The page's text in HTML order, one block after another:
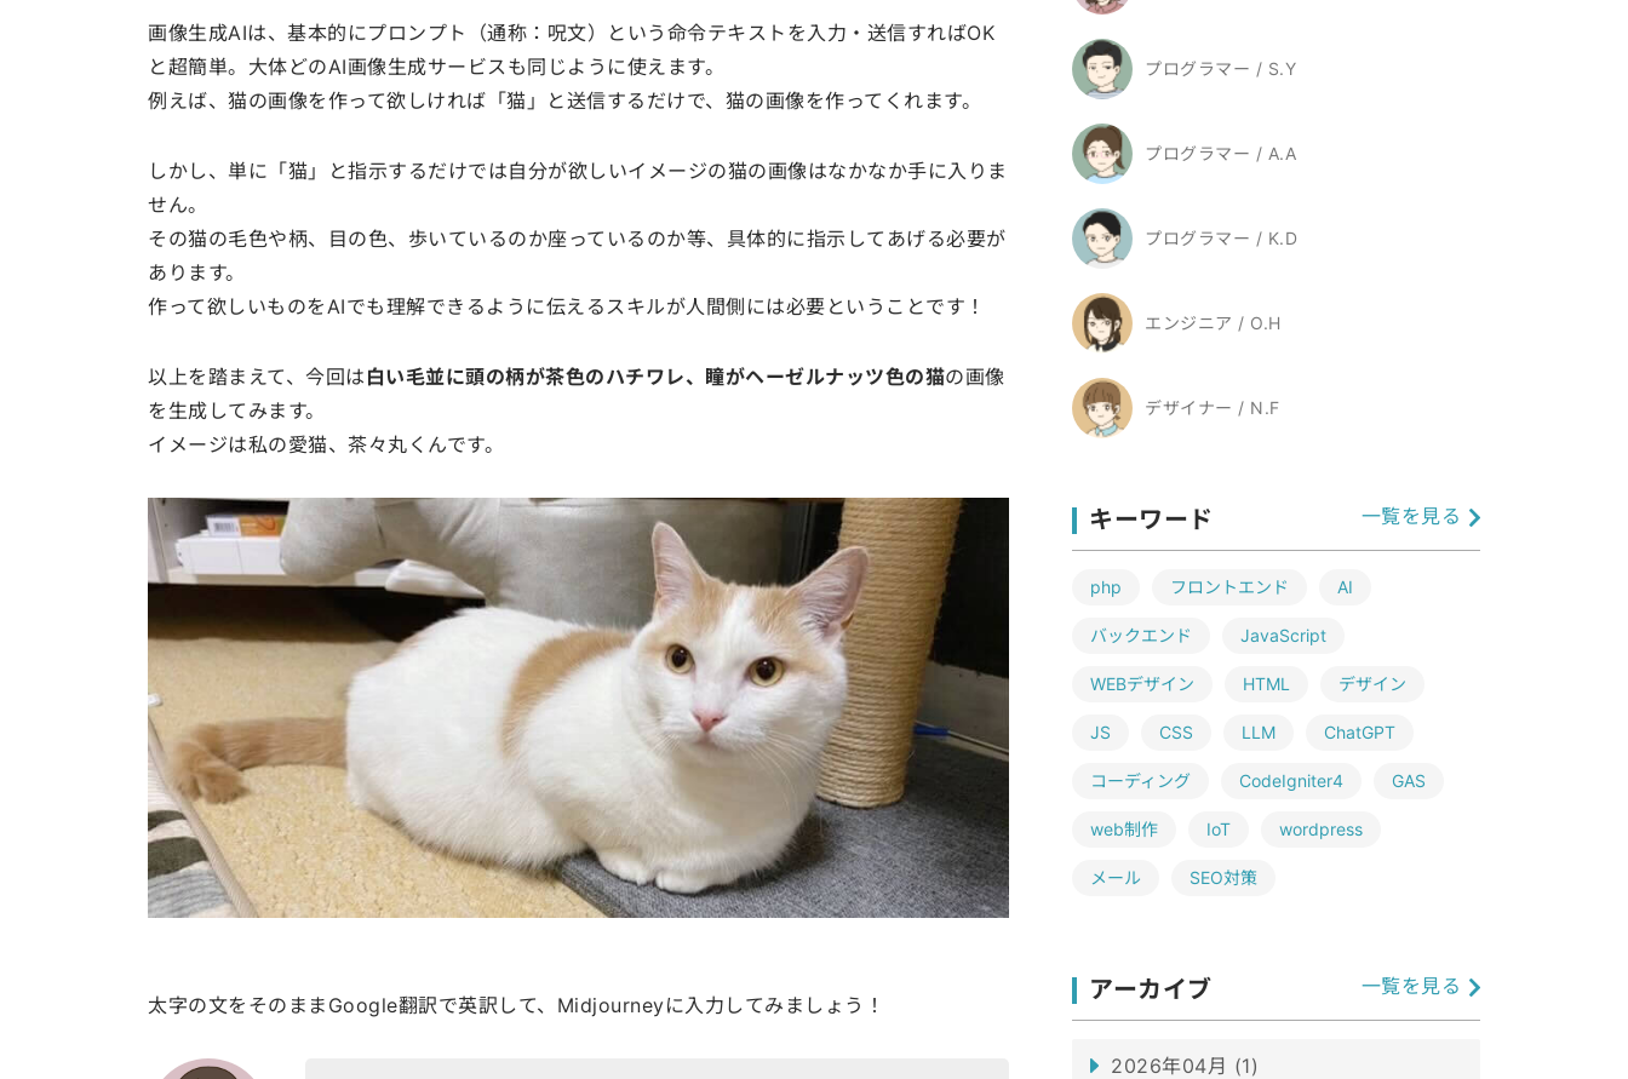
画像生成AIは、基本的にプロンプト（通称：呪文）という命令テキストを入力・送信すればOK
と超簡単。大体どのAI画像生成サービスも同じように使えます。
例えば、猫の画像を作って欲しければ「猫」と送信するだけで、猫の画像を作ってくれます。
しかし、単に「猫」と指示するだけでは自分が欲しいイメージの猫の画像はなかなか手に入りま
せん。
その猫の毛色や柄、目の色、歩いているのか座っているのか等、具体的に指示してあげる必要が
あります。
作って欲しいものをAIでも理解できるように伝えるスキルが人間側には必要ということです！
以上を踏まえて、今回は 白い毛並に頭の柄が茶色のハチワレ、瞳がヘーゼルナッツ色の猫の画像
を生成してみます。
イメージは私の愛猫、茶々丸くんです。
太字の文をそのままGoogle翻訳で英訳して、Midjourneyに入力してみましょう！
プログラマー / S.Y
プログラマー / A.A
プログラマー / K.D
エンジニア / O.H
デザイナー / N.F
キーワード
php フロントエンド AI
バックエンド JavaScript
WEBデザイン HTML デザイン
JS CSS LLM ChatGPT
コーディング CodeIgniter4 GAS
web制作 IoT wordpress
メール SEO対策
一覧を見る
アーカイブ
2026年04月 (1)
一覧を見る